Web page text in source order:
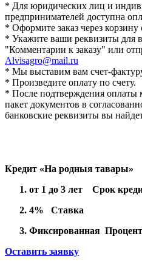
* Для юридических лиц и
предпринимателей доступна
* Оформите заказ через
* Укажите ваши реквизиты для
"Комментарии к заказу" или
Alvisagro@mail.ru
* Мы выставим вам счет-
* Произведите оплату по счету.
* После подтверждения
пакет документов в
банковские реквизиты вы
Кредит «На родныя тавары»
от 1 до 3 лет Срок
4% Ставка
Фиксированная
Оставить заявку